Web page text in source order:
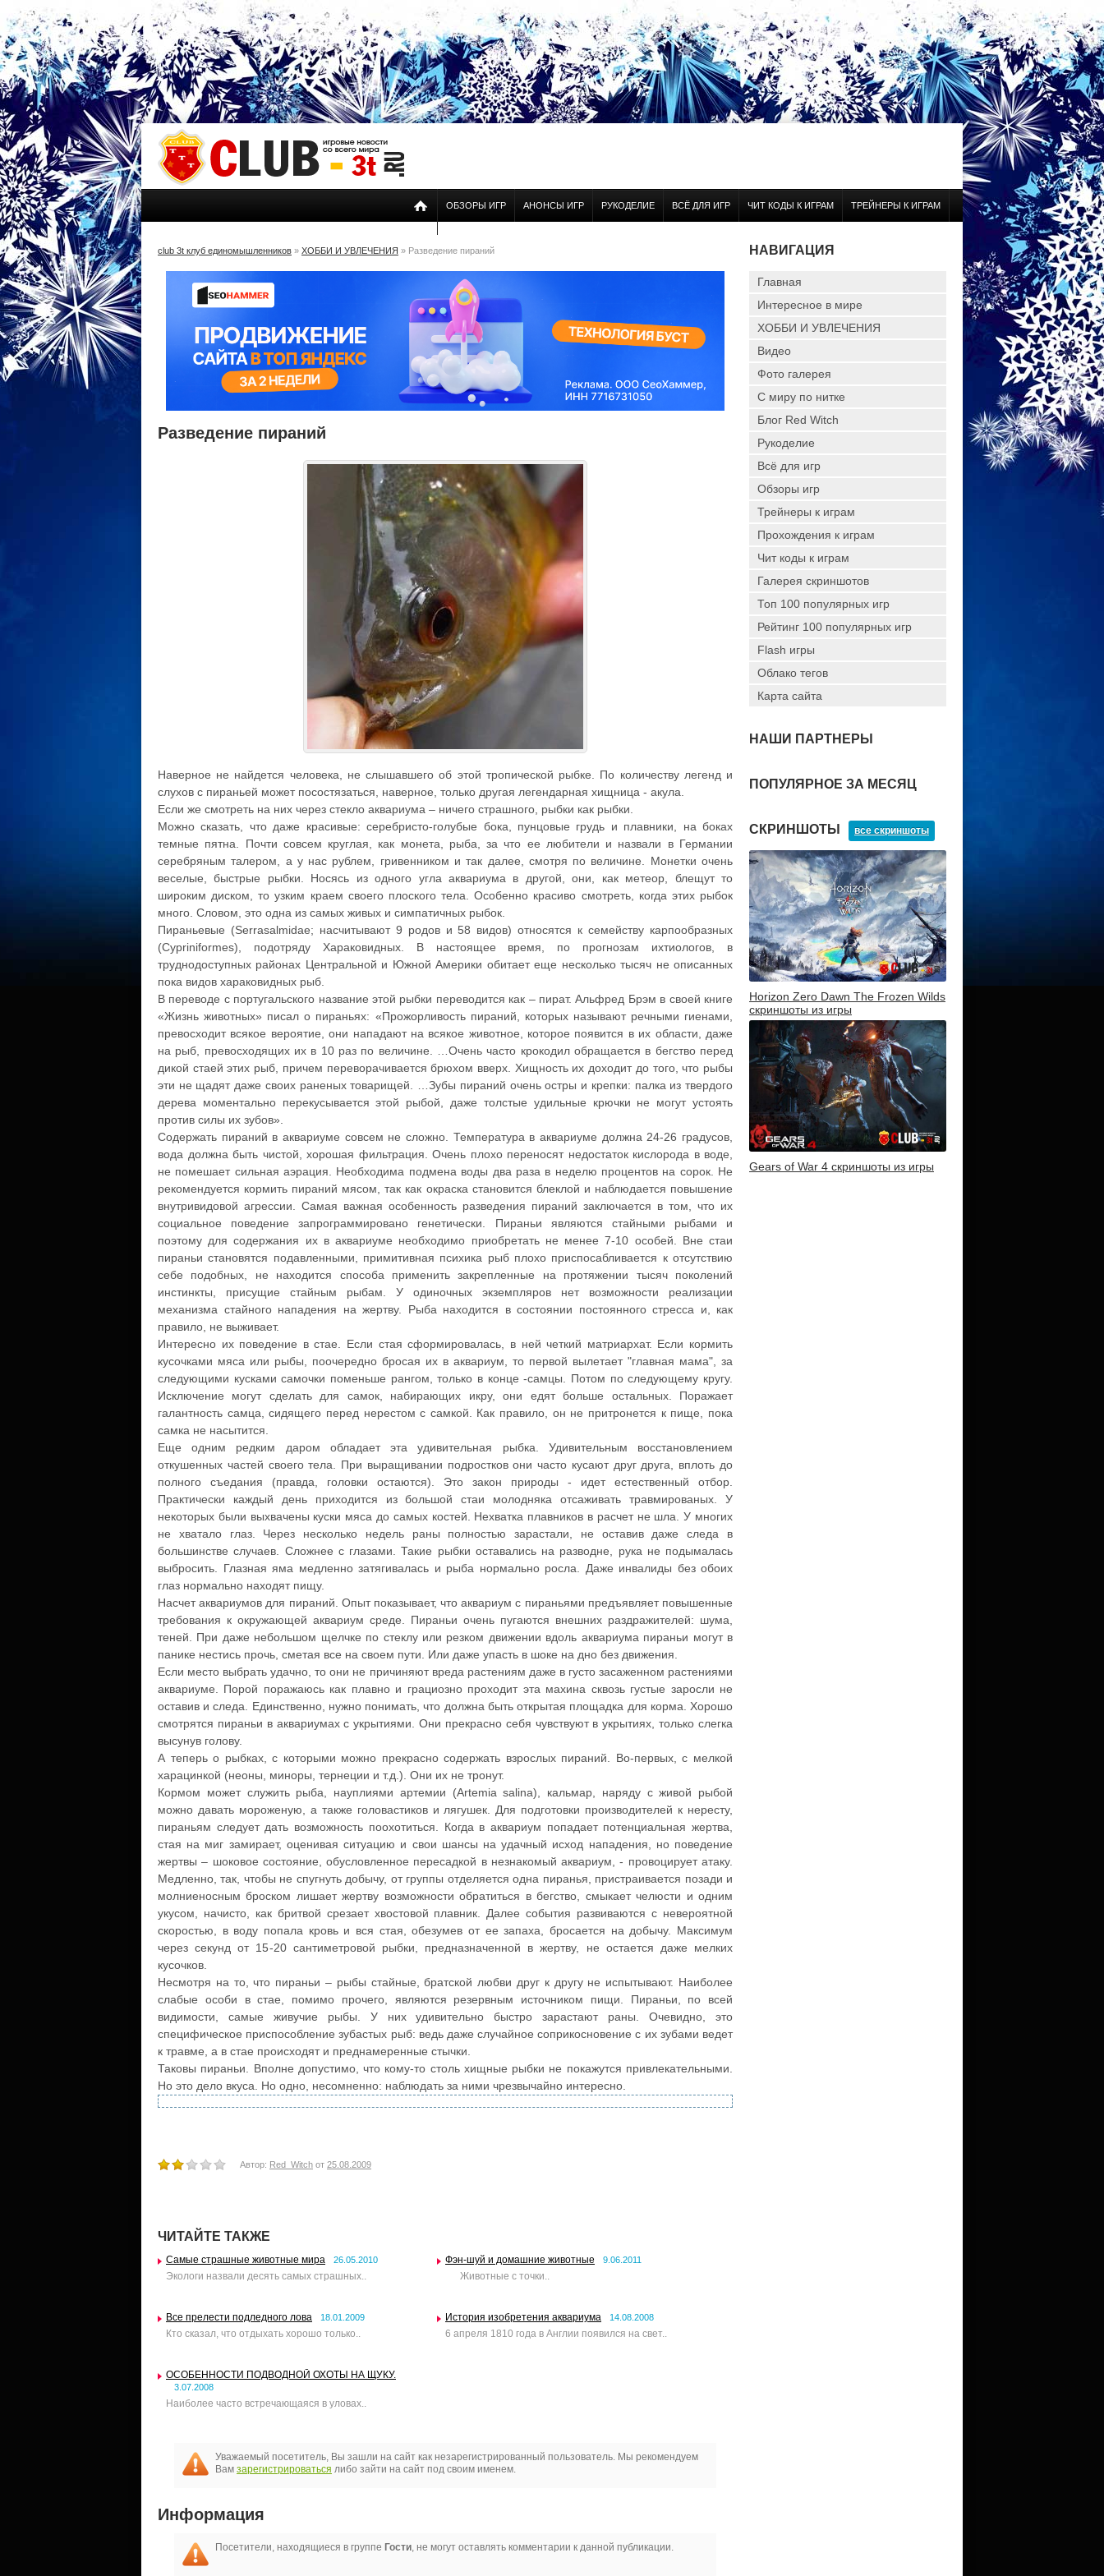
ОБЗОРЫ ИГР АНОНСЫ ИГР РУКОДЕЛИЕ ВСЁ ДЛЯ ИГР ЧИТ КОДЫ К ИГРАМ ТРЕЙНЕРЫ К ИГРАМ
club 3t клуб единомышленников » ХОББИ И УВЛЕЧЕНИЯ » Разведение пираний
Разведение пираний
Наверное не найдется человека, не слышавшего об этой тропической рыбке. По количеству легенд и
слухов с пираньей может посостязаться, наверное, только другая легендарная хищница - акула.
Если же смотреть на них через стекло аквариума – ничего страшного, рыбки как рыбки.
Можно сказать, что даже красивые: серебристо-голубые бока, пунцовые грудь и плавники, на боках
темные пятна. Почти совсем круглая, как монета, рыба, за что ее любители и назвали в Германии
серебряным талером, а у нас рублем, гривенником и так далее, смотря по величине. Монетки очень
веселые, быстрые рыбки. Носясь из одного угла аквариума в другой, они, как метеор, блещут то
широким диском, то узким краем своего плоского тела. Особенно красиво смотреть, когда этих рыбок
много. Словом, это одна из самых живых и симпатичных рыбок.
Пираньевые (Serrasalmidae; насчитывают 9 родов и 58 видов) относятся к семейству карпообразных
(Cypriniformes), подотряду Хараковидных. В настоящее время, по прогнозам ихтиологов, в
труднодоступных районах Центральной и Южной Америки обитает еще несколько тысяч не описанных
пока видов хараковидных рыб.
В переводе с португальского название этой рыбки переводится как – пират. Альфред Брэм в своей книге
«Жизнь животных» писал о пираньях: «Прожорливость пираний, которых называют речными гиенами,
превосходит всякое вероятие, они нападают на всякое животное, которое появится в их области, даже
на рыб, превосходящих их в 10 раз по величине. …Очень часто крокодил обращается в бегство перед
дикой стаей этих рыб, причем переворачивается брюхом вверх. Хищность их доходит до того, что рыбы
эти не щадят даже своих раненых товарищей. …Зубы пираний очень остры и крепки: палка из твердого
дерева моментально перекусывается этой рыбой, даже толстые удильные крючки не могут устоять
против силы их зубов».
Содержать пираний в аквариуме совсем не сложно. Температура в аквариуме должна 24-26 градусов,
вода должна быть чистой, хорошая фильтрация. Очень плохо переносят недостаток кислорода в воде,
не помешает сильная аэрация. Необходима подмена воды два раза в неделю процентов на сорок. Не
рекомендуется кормить пираний мясом, так как окраска становится блеклой и наблюдается повышение
внутривидовой агрессии. Самая важная особенность разведения пираний заключается в том, что их
социальное поведение запрограммировано генетически. Пираньи являются стайными рыбами и
поэтому для содержания их в аквариуме необходимо приобретать не менее 7-10 особей. Вне стаи
пираньи становятся подавленными, примитивная психика рыб плохо приспосабливается к отсутствию
себе подобных, не находится способа применить закрепленные на протяжении тысяч поколений
инстинкты, присущие стайным рыбам. У одиночных экземпляров нет возможности реализации
механизма стайного нападения на жертву. Рыба находится в состоянии постоянного стресса и, как
правило, не выживает.
Интересно их поведение в стае. Если стая сформировалась, в ней четкий матриархат. Если кормить
кусочками мяса или рыбы, поочередно бросая их в аквариум, то первой вылетает "главная мама", за
следующими кусками самочки поменьше рангом, только в конце -самцы. Потом по следующему кругу.
Исключение могут сделать для самок, набирающих икру, они едят больше остальных. Поражает
галантность самца, сидящего перед нерестом с самкой. Как правило, он не притронется к пище, пока
самка не насытится.
Еще одним редким даром обладает эта удивительная рыбка. Удивительным восстановлением
откушенных частей своего тела. При выращивании подростков они часто кусают друг друга, вплоть до
полного съедания (правда, головки остаются). Это закон природы - идет естественный отбор.
Практически каждый день приходится из большой стаи молодняка отсаживать травмированых. У
некоторых были выхвачены куски мяса до самых костей. Нехватка плавников в расчет не шла. У многих
не хватало глаз. Через несколько недель раны полностью зарастали, не оставив даже следа в
большинстве случаев. Сложнее с глазами. Такие рыбки оставались на разводне, рука не подымалась
выбросить. Глазная яма медленно затягивалась и рыба нормально росла. Даже инвалиды без обоих
глаз нормально находят пищу.
Насчет аквариумов для пираний. Опыт показывает, что аквариум с пираньями предъявляет повышенные
требования к окружающей аквариум среде. Пираньи очень пугаются внешних раздражителей: шума,
теней. При даже небольшом щелчке по стеклу или резком движении вдоль аквариума пираньи могут в
панике нестись прочь, сметая все на своем пути. Или даже упасть в шоке на дно без движения.
Если место выбрать удачно, то они не причиняют вреда растениям даже в густо засаженном растениями
аквариуме. Порой поражаюсь как плавно и грациозно проходит эта махина сквозь густые заросли не
оставив и следа. Единственно, нужно понимать, что должна быть открытая площадка для корма. Хорошо
смотрятся пираньи в аквариумах с укрытиями. Они прекрасно себя чувствуют в укрытиях, только слегка
высунув голову.
А теперь о рыбках, с которыми можно прекрасно содержать взрослых пираний. Во-первых, с мелкой
харацинкой (неоны, миноры, тернеции и т.д.). Они их не тронут.
Кормом может служить рыба, науплиями артемии (Artemia salina), кальмар, наряду с живой рыбой
можно давать мороженую, а также головастиков и лягушек. Для подготовки производителей к нересту,
пираньям следует дать возможность поохотиться. Когда в аквариум попадает потенциальная жертва,
стая на миг замирает, оценивая ситуацию и свои шансы на удачный исход нападения, но поведение
жертвы – шоковое состояние, обусловленное пересадкой в незнакомый аквариум, - провоцирует атаку.
Медленно, так, чтобы не спугнуть добычу, от группы отделяется одна пиранья, пристраивается позади и
молниеносным броском лишает жертву возможности обратиться в бегство, смыкает челюсти и одним
укусом, начисто, как бритвой срезает хвостовой плавник. Далее события развиваются с невероятной
скоростью, в воду попала кровь и вся стая, обезумев от ее запаха, бросается на добычу. Максимум
через секунд от 15-20 сантиметровой рыбки, предназначенной в жертву, не остается даже мелких
кусочков.
Несмотря на то, что пираньи – рыбы стайные, братской любви друг к другу не испытывают. Наиболее
слабые особи в стае, помимо прочего, являются резервным источником пищи. Пираньи, по всей
видимости, самые живучие рыбы. У них удивительно быстро зарастают раны. Очевидно, это
специфическое приспособление зубастых рыб: ведь даже случайное соприкосновение с их зубами ведет
к травме, а в стае происходят и преднамеренные стычки.
Таковы пираньи. Вполне допустимо, что кому-то столь хищные рыбки не покажутся привлекательными.
Но это дело вкуса. Но одно, несомненно: наблюдать за ними чрезвычайно интересно.
Автор: Red_Witch от 25.08.2009
ЧИТАЙТЕ ТАКЖЕ
Самые страшные животные мира 26.05.2010
Экологи назвали десять самых страшных..
Фэн-шуй и домашние животные 9.06.2011
Животные с точки..
Все прелести подледного лова 18.01.2009
Кто сказал, что отдыхать хорошо только..
История изобретения аквариума 14.08.2008
6 апреля 1810 года в Англии появился на свет..
ОСОБЕННОСТИ ПОДВОДНОЙ ОХОТЫ НА ЩУКУ.
3.07.2008
Наиболее часто встречающаяся в уловах..
Уважаемый посетитель, Вы зашли на сайт как незарегистрированный пользователь. Мы рекомендуем
Вам зарегистрироваться либо зайти на сайт под своим именем.
Информация
Посетители, находящиеся в группе Гости, не могут оставлять комментарии к данной публикации.
НАВИГАЦИЯ
Главная
Интересное в мире
ХОББИ И УВЛЕЧЕНИЯ
Видео
Фото галерея
С миру по нитке
Блог Red Witch
Рукоделие
Всё для игр
Обзоры игр
Трейнеры к играм
Прохождения к играм
Чит коды к играм
Галерея скриншотов
Топ 100 популярных игр
Рейтинг 100 популярных игр
Flash игры
Облако тегов
Карта сайта
НАШИ ПАРТНЕРЫ
ПОПУЛЯРНОЕ ЗА МЕСЯЦ
СКРИНШОТЫ все скриншоты
Horizon Zero Dawn The Frozen Wilds
скриншоты из игры
Gears of War 4 скриншоты из игры